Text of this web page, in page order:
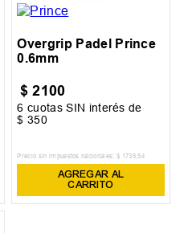
Overgrip Padel Prince
0.6mm
$ 2100
6 cuotas SIN interés de
$ 350
Precio sin impuestos nacionales: $ 1735,54
AGREGAR AL
CARRITO